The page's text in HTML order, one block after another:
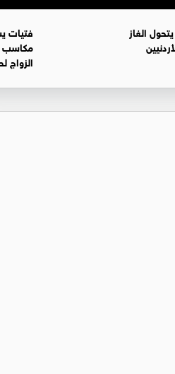
الغاز
فتيات
مكاسب
الزواج